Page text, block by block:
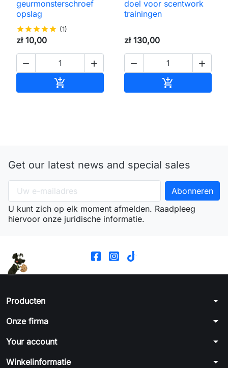
geurmonsterschroef
opslag
starstarstarstarstar (1)
zł 10,00
 
 Toevoegen aan winkelwagen
doel voor scentwork
trainingen
zł 130,00
 

Get our latest news and special sales
U kunt zich op elk moment afmelden. Raadpleeg
hiervoor onze juridische informatie.
Producten arrow_drop_down
Onze firma arrow_drop_down
Your account arrow_drop_down
Winkelinformatie arrow_drop_down